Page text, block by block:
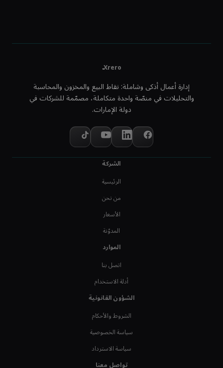
Xrero
.
إدارة أعمال أذكى وشاملة: نقاط البيع والمخزون والمحاسبة
والتحليلات في منصّة واحدة متكاملة، مصمّمة للشركات في
دولة الإمارات.
الشركة
الرئيسية
من نحن
الأسعار
المدوّنة
الموارد
اتصل بنا
أدلة الاستخدام
الشؤون القانونية
الشروط والأحكام
سياسة الخصوصية
سياسة الاسترداد
تواصل معنا